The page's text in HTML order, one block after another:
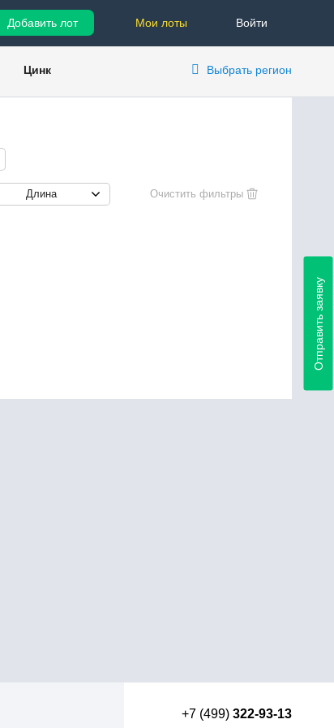
Войти
Мои лоты
Добавить лот
Цинк Выбрать регион
Длина
Отправить заявку
+7 (499) 322-93-13